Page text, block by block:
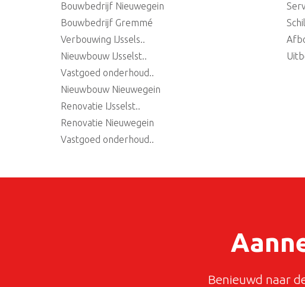
Bouwbedrijf Nieuwegein
Bouwbedrijf Gremmé
Verbouwing IJssels..
Nieuwbouw IJsselst..
Vastgoed onderhoud..
Nieuwbouw Nieuwegein
Renovatie IJsselst..
Renovatie Nieuwegein
Vastgoed onderhoud..
Benieuwd naar